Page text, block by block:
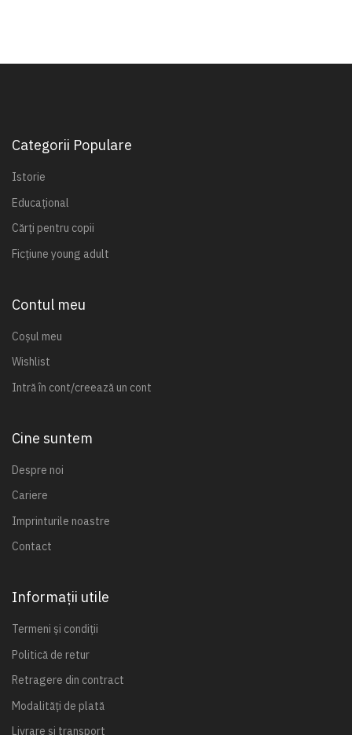
Categorii Populare
Istorie
Educațional
Cărți pentru copii
Ficțiune young adult
Contul meu
Coșul meu
Wishlist
Intră în cont/creează un cont
Cine suntem
Despre noi
Cariere
Imprinturile noastre
Contact
Informații utile
Termeni și condiții
Politică de retur
Retragere din contract
Modalități de plată
Livrare și transport